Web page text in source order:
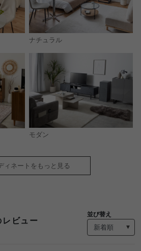
ナチュラル
モダン
ィネートをもっと見る
ビュー
並び替え